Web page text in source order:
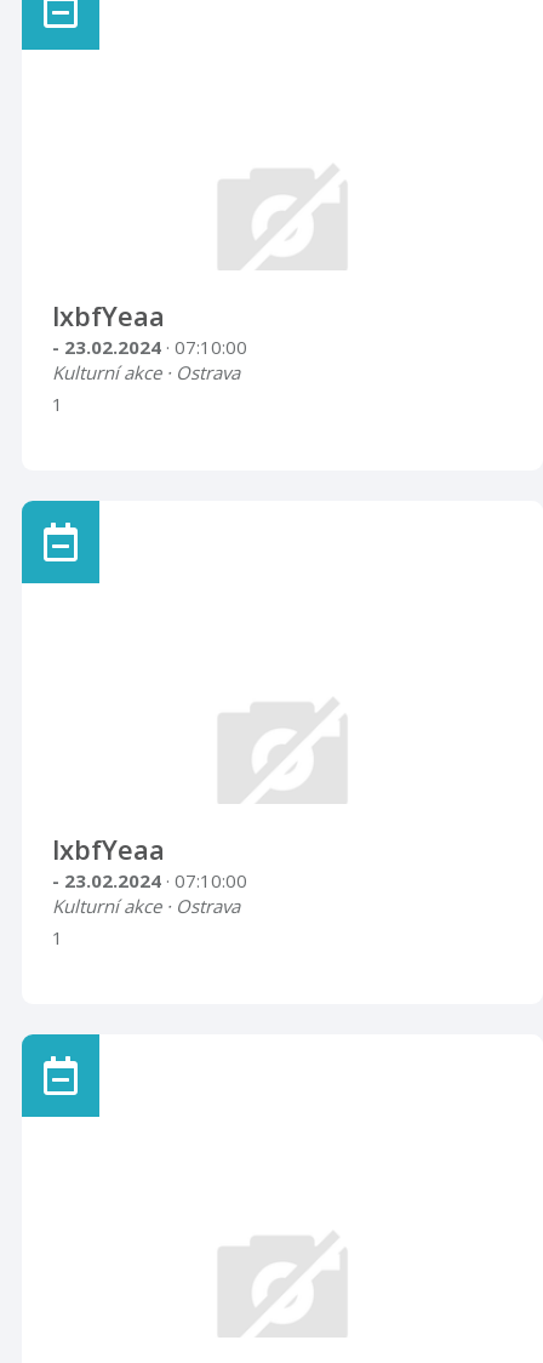
lxbfYeaa
- 23.02.2024 · 07:10:00
Kulturní akce · Ostrava
1
lxbfYeaa
- 23.02.2024 · 07:10:00
Kulturní akce · Ostrava
1